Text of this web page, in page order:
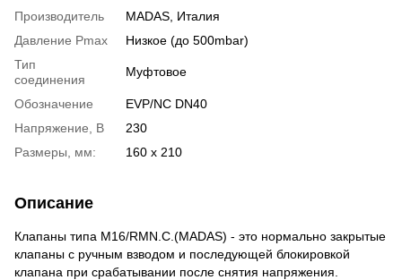
Производитель
MADAS, Италия
Давление Pmax
Низкое (до 500mbar)
Тип
соединения
Муфтовое
Обозначение
EVP/NC DN40
Напряжение, В
230
Размеры, мм:
160 х 210
Описание
Клапаны типа M16/RMN.C.(MADAS) - это нормально закрытые
клапаны с ручным взводом и последующей блокировкой
клапана при срабатывании после снятия напряжения.